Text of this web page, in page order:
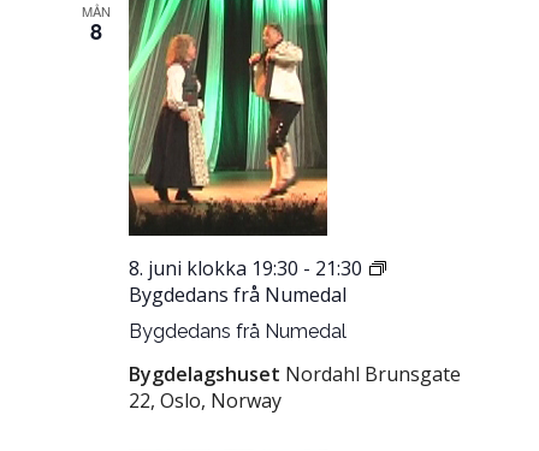
MÅN
8
Bygdedans frå Numedal
8. juni klokka 19:30 - 21:30
Bygdedans frå Numedal
Bygdelagshuset Nordahl Brunsgate
22, Oslo, Norway